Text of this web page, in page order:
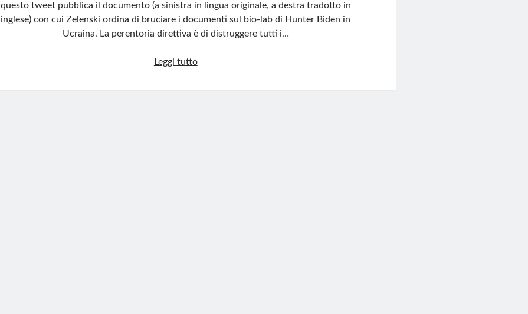
questo tweet pubblica il documento (a sinistra in lingua originale, a destra tradotto in
inglese) con cui Zelenski ordina di bruciare i documenti sul bio-lab di Hunter Biden in
Ucraina. La perentoria direttiva è di distruggere tutti i…
Leggi tuttoL’USA